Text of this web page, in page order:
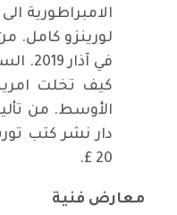
الامبراطورية
لورينزو كامل.
كيف تخلت
الأوسط. من
20 £.
معارض فنية